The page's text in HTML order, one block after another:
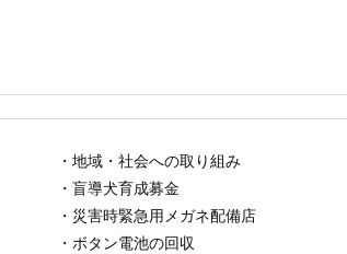
・地域・社会への取り組み
・盲導犬育成募金
・災害時緊急用メガネ配備店
・ボタン電池の回収